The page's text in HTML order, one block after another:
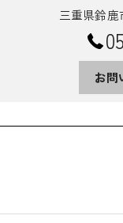
三重県鈴
お問